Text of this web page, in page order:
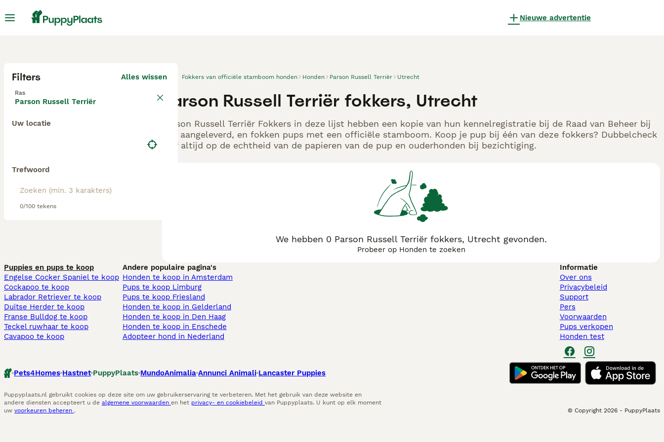
Nieuwe advertentie
Filters Alles wissen
Ras
Parson Russell Terriër
Uw locatie
Trefwoord
0/100 tekens
Fokkers van officiële stamboom honden Honden Parson Russell Terriër Utrecht
Parson Russell Terriër fokkers, Utrecht
Parson Russell Terriër Fokkers in deze lijst hebben een kopie van hun kennelregistratie bij de Raad van Beheer bij
ons aangeleverd, en fokken pups met een officiële stamboom. Koop je pup bij één van deze fokkers? Dubbelcheck
zelf altijd op de echtheid van de papieren van de pup en ouderhonden bij bezichtiging.
We hebben 0 Parson Russell Terriër fokkers, Utrecht gevonden.
Probeer op Honden te zoeken
Puppies en pups te koop
Engelse Cocker Spaniel te koop
Cockapoo te koop
Labrador Retriever te koop
Duitse Herder te koop
Franse Bulldog te koop
Teckel ruwhaar te koop
Cavapoo te koop
Andere populaire pagina's
Honden te koop in Amsterdam
Pups te koop Limburg​
Pups te koop Friesland​
Honden te koop in Gelderland
Honden te koop in Den Haag
Honden te koop in Enschede
Adopteer hond in Nederland
Informatie
Over ons
Privacybeleid
Support
Pers
Voorwaarden
Pups verkopen
Honden test
Pets4Homes Hastnet PuppyPlaats MundoAnimalia Annunci Animali Lancaster Puppies
Puppyplaats.nl gebruikt cookies op deze site om uw gebruikerservaring te verbeteren. Met het gebruik van deze website en
andere diensten accepteert u de algemene voorwaarden en het privacy- en cookiebeleid van Puppyplaats. U kunt op elk moment
uw voorkeuren beheren . © Copyright 2026 - PuppyPlaats